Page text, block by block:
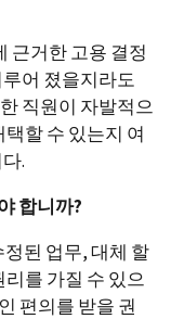
근거한 고용 결정
어 졌을지라도
직원이 자발적으
할 수 있는지 여
.
합니까?
된 업무, 대체 할
를 가질 수 있으
편의를 받을 권